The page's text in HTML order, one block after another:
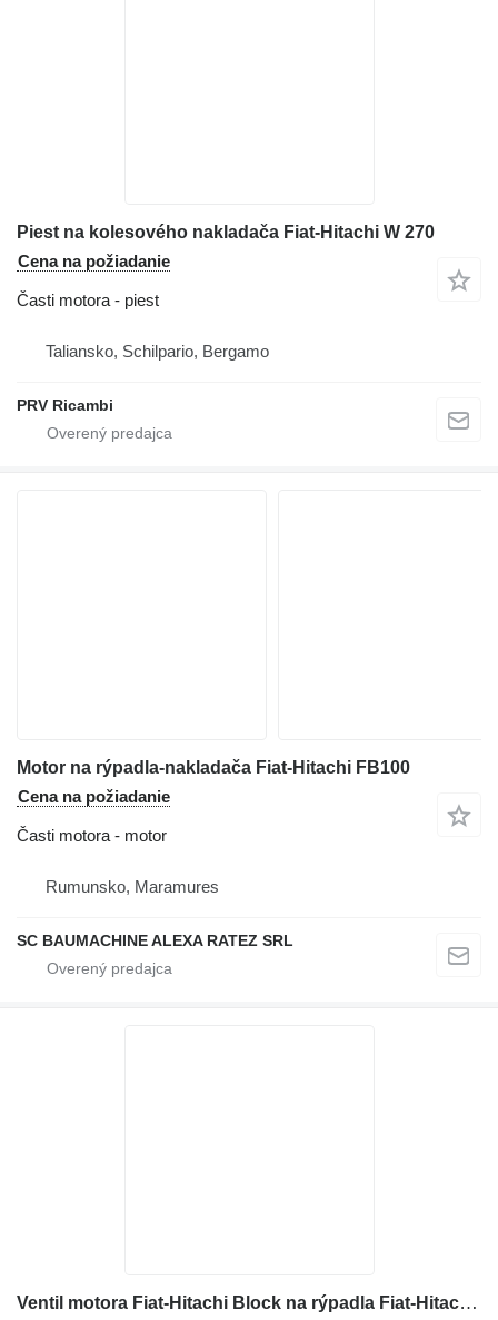
Piest na kolesového nakladača Fiat-Hitachi W 270
Cena na požiadanie
Časti motora - piest
Taliansko, Schilpario, Bergamo
PRV Ricambi
Motor na rýpadla-nakladača Fiat-Hitachi FB100
Cena na požiadanie
Časti motora - motor
Rumunsko, Maramures
SC BAUMACHINE ALEXA RATEZ SRL
Ventil motora Fiat-Hitachi Block na rýpadla Fiat-Hitachi Ex 285